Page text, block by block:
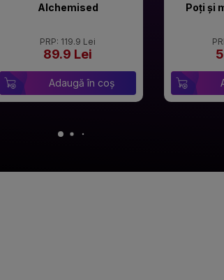
Alchemised
PRP: 119.9 Lei
89.9 Lei
Adaugă în coș
Poți și